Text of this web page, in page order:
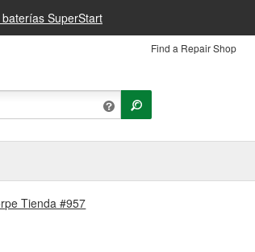
SuperStart
Find a Repair Shop
Tienda #957